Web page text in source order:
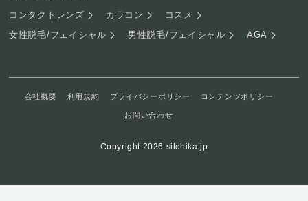
コンタクトレンズ カラコン
コスメ
女性脱毛/フェイシャル
男性脱毛/フェイシャル AGA
会社概要 利用規約 プライバシーポリシー コンテンツポリシー
お問い合わせ
Copyright 2026 silchika.jp